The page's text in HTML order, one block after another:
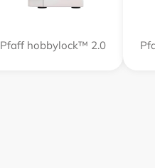
Pfaff hobbylock™ 2.0